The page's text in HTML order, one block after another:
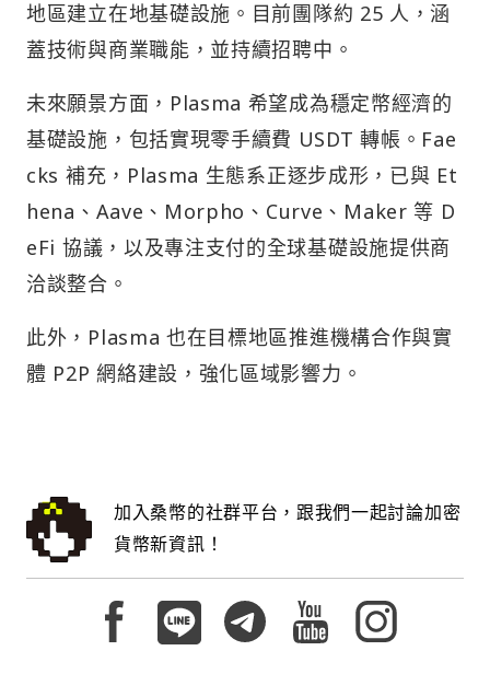
地區建立在地基礎設施。目前團隊約 25 人，涵
蓋技術與商業職能，並持續招聘中。
未來願景方面，Plasma 希望成為穩定幣經濟的
基礎設施，包括實現零手續費 USDT 轉帳。Fae
cks 補充，Plasma 生態系正逐步成形，已與 Et
hena、Aave、Morpho、Curve、Maker 等 D
eFi 協議，以及專注支付的全球基礎設施提供商
洽談整合。
此外，Plasma 也在目標地區推進機構合作與實
體 P2P 網絡建設，強化區域影響力。
加入桑幣的社群平台，跟我們一起討論加密
貨幣新資訊！